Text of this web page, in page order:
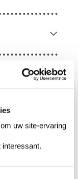
uw site-ervaring
interessant.